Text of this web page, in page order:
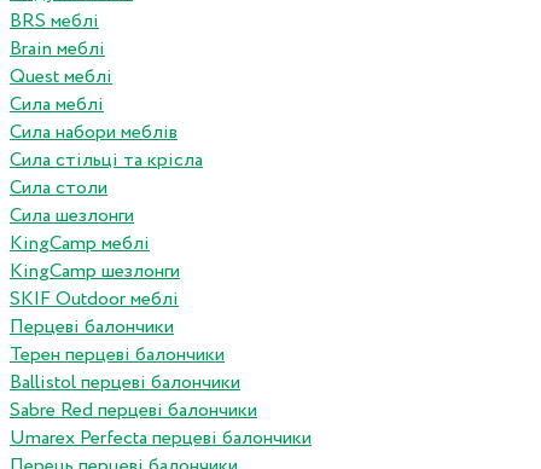
BRS меблі
Brain меблі
Quest меблі
Сила меблі
Сила набори меблів
Сила стільці та крісла
Сила столи
Сила шезлонги
KingCamp меблі
KingCamp шезлонги
SKIF Outdoor меблі
Перцеві балончики
Терен перцеві балончики
Ballistol перцеві балончики
Sabre Red перцеві балончики
Umarex Perfecta перцеві балончики